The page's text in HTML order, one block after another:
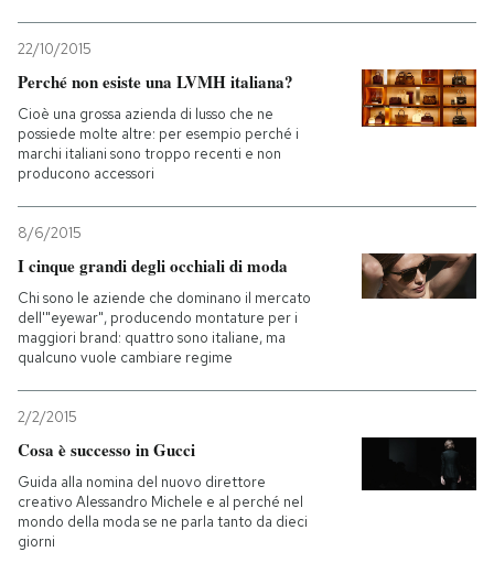
22/10/2015
Perché non esiste una LVMH italiana?
Cioè una grossa azienda di lusso che ne
possiede molte altre: per esempio perché i
marchi italiani sono troppo recenti e non
producono accessori
8/6/2015
I cinque grandi degli occhiali di moda
Chi sono le aziende che dominano il mercato
dell'"eyewar", producendo montature per i
maggiori brand: quattro sono italiane, ma
qualcuno vuole cambiare regime
2/2/2015
Cosa è successo in Gucci
Guida alla nomina del nuovo direttore
creativo Alessandro Michele e al perché nel
mondo della moda se ne parla tanto da dieci
giorni